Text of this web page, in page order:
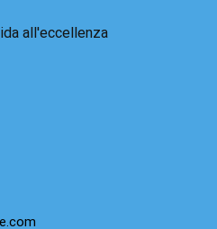
all'eccellenza